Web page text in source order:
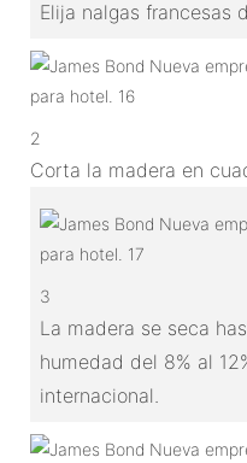
Elija nalgas francesas
2
Corta la madera en
3
La madera se seca
humedad del 8% al
internacional.